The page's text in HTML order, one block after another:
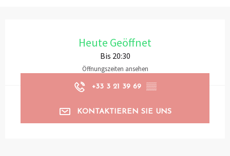
Heute Geöffnet
Bis 20:30
Öffnungszeiten ansehen
+33 3 21 39 69 ▒▒
KONTAKTIEREN SIE UNS